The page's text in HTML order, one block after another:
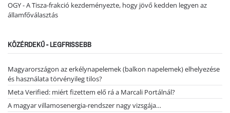
OGY - A Tisza-frakció kezdeményezte, hogy jövő kedden legyen az
államfőválasztás
KÖZÉRDEKŰ - LEGFRISSEBB
Magyarországon az erkélynapelemek (balkon napelemek) elhelyezése
és használata törvényileg tilos?
Meta Verified: miért fizettem elő rá a Marcali Portálnál?
A magyar villamosenergia-rendszer nagy vizsgája…